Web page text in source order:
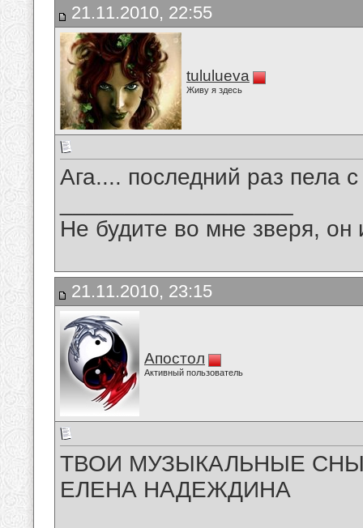
21.11.2010, 22:55
tululueva
Живу я здесь
Ага.... последний раз пела
Не будите во мне зверя, он
21.11.2010, 23:15
Апостол
Активный пользователь
ТВОИ МУЗЫКАЛЬНЫЕ
ЕЛЕНА НАДЕЖДИНА